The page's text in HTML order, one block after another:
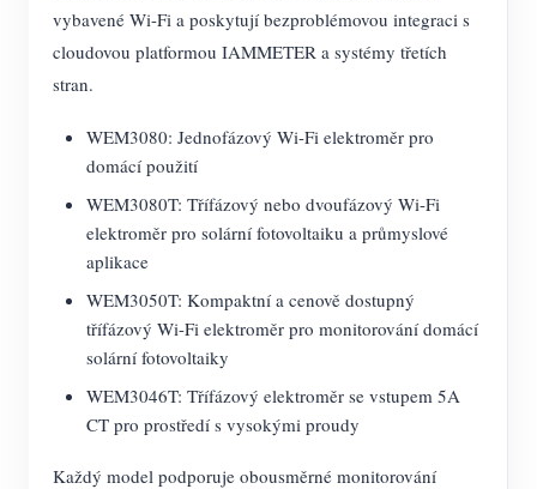
vybavené Wi-Fi a poskytují bezproblémovou integraci s
cloudovou platformou IAMMETER a systémy třetích
stran.
WEM3080: Jednofázový Wi-Fi elektroměr pro
domácí použití
WEM3080T: Třífázový nebo dvoufázový Wi-Fi
elektroměr pro solární fotovoltaiku a průmyslové
aplikace
WEM3050T: Kompaktní a cenově dostupný
třífázový Wi-Fi elektroměr pro monitorování domácí
solární fotovoltaiky
WEM3046T: Třífázový elektroměr se vstupem 5A
CT pro prostředí s vysokými proudy
Každý model podporuje obousměrné monitorování